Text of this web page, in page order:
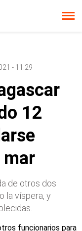
- 11:29
12
mar
de otros dos
la víspera, y